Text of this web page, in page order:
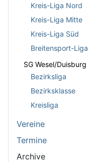
Kreis-Liga Nord
Kreis-Liga Mitte
Kreis-Liga Süd
Breitensport-Liga
SG Wesel/Duisburg
Bezirksliga
Bezirksklasse
Kreisliga
Vereine
Termine
Archive